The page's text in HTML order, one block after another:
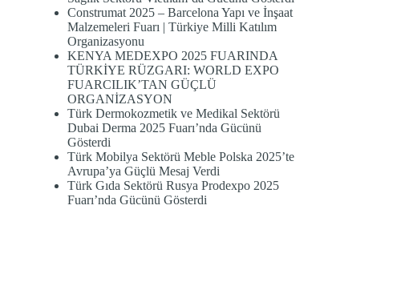
Construmat 2025 – Barcelona Yapı ve İnşaat
Malzemeleri Fuarı | Türkiye Milli Katılım
Organizasyonu
KENYA MEDEXPO 2025 FUARINDA
TÜRKİYE RÜZGARI: WORLD EXPO
FUARCILIK’TAN GÜÇLÜ
ORGANİZASYON
Türk Dermokozmetik ve Medikal Sektörü
Dubai Derma 2025 Fuarı’nda Gücünü
Gösterdi
Türk Mobilya Sektörü Meble Polska 2025’te
Avrupa’ya Güçlü Mesaj Verdi
Türk Gıda Sektörü Rusya Prodexpo 2025
Fuarı’nda Gücünü Gösterdi